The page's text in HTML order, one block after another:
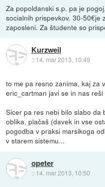
Za popoldanski s.p. pa je
socialnih prispevkov. 30-50€je
zaposleni. Za študente so
Kurzweil
:: 14. mar 2013, 10:49
to me pa resno zanima, kaj za
eric_cartman javi se in nas
Sicer pa res nebi bilo slabo da
oblika, plačaš (davek in vse
pogodba v praksi marsikoga
v starem sistemu...
opeter
:: 14. mar 2013, 10:50